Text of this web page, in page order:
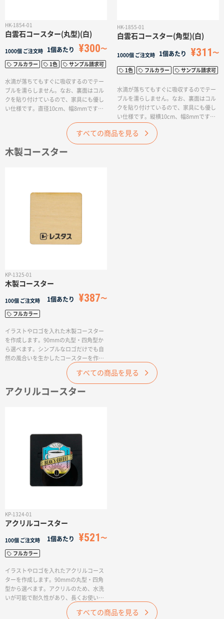
HK-1854-01
白雲石コースター(丸型)(白)
1000個 ご注文時 1個あたり ¥300
フルカラー 1色 サンプル請求可
水滴が落ちてもすぐに吸収するのでテー
ブルを濡らしません。なお、裏面はコル
クを貼り付けているので、家具にも優し
い仕様です。直径10cm、幅8mmです。
HK-1855-01
白雲石コースター(角型)(白)
1000個 ご注文時 1個あたり ¥311
1色 フルカラー サンプル請求可
水滴が落ちてもすぐに吸収するのでテー
ブルを濡らしません。なお、裏面はコル
クを貼り付けているので、家具にも優し
い仕様です。縦横10cm、幅8mmです。
※当製品にはアスベストは含まれており
ません。
すべての商品を見る
木製コースター
KP-1325-01
木製コースター
100個 ご注文時 1個あたり ¥387
フルカラー
イラストやロゴを入れた木製コースター
を作成します。90mmの丸型・四角型か
ら選べます。シンプルなロゴだけでも自
然の風合いを生かしたコースターを作成
することができ、周年記念品にぴったり
です。個別包装・台紙作成を行えば、オ
リジナルグッズとして販売することもで
きます。
すべての商品を見る
アクリルコースター
KP-1324-01
アクリルコースター
100個 ご注文時 1個あたり ¥521
フルカラー
イラストやロゴを入れたアクリルコース
ターを作成します。90mmの丸型・四角
型から選べます。アクリルのため、水洗
いが可能で耐久性があり、長くお使いい
ただけます。個別包装・台紙作成を行え
ば、オリジナルグッズとして販売するこすべての商品を見る